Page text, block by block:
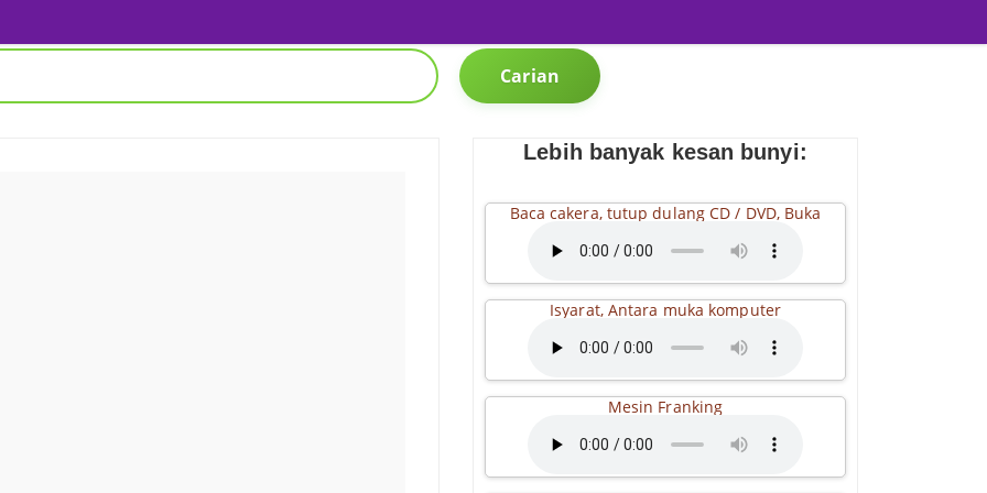
Carian
Lebih banyak kesan bunyi:
Baca cakera, tutup dulang CD / DVD, Buka
Isyarat, Antara muka komputer
Mesin Franking